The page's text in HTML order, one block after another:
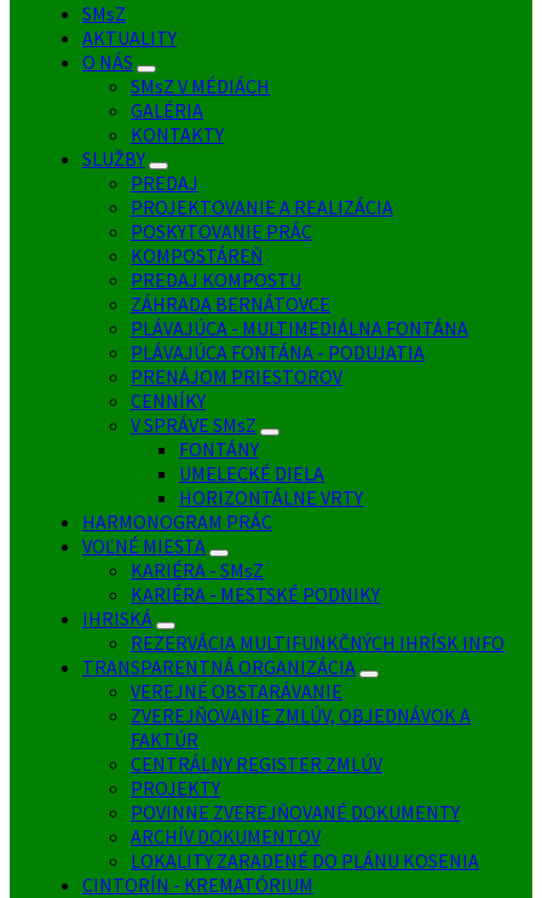
SMsZ
AKTUALITY
O NÁS
SMsZ V MÉDIÁCH
GALÉRIA
KONTAKTY
SLUŽBY
PREDAJ
PROJEKTOVANIE A REALIZÁCIA
POSKYTOVANIE PRÁC
KOMPOSTÁREŇ
PREDAJ KOMPOSTU
ZÁHRADA BERNÁTOVCE
PLÁVAJÚCA - MULTIMEDIÁLNA FONTÁNA
PLÁVAJÚCA FONTÁNA - PODUJATIA
PRENÁJOM PRIESTOROV
CENNÍKY
V SPRÁVE SMsZ
FONTÁNY
UMELECKÉ DIELA
HORIZONTÁLNE VRTY
HARMONOGRAM PRÁC
VOĽNÉ MIESTA
KARIÉRA - SMsZ
KARIÉRA - MESTSKÉ PODNIKY
IHRISKÁ
REZERVÁCIA MULTIFUNKČNÝCH IHRÍSK INFO
TRANSPARENTNÁ ORGANIZÁCIA
VEREJNÉ OBSTARÁVANIE
ZVEREJŇOVANIE ZMLÚV, OBJEDNÁVOK A
FAKTÚR
CENTRÁLNY REGISTER ZMLÚV
PROJEKTY
POVINNE ZVEREJŇOVANÉ DOKUMENTY
ARCHÍV DOKUMENTOV
LOKALITY ZARADENÉ DO PLÁNU KOSENIA
CINTORÍN - KREMATÓRIUM